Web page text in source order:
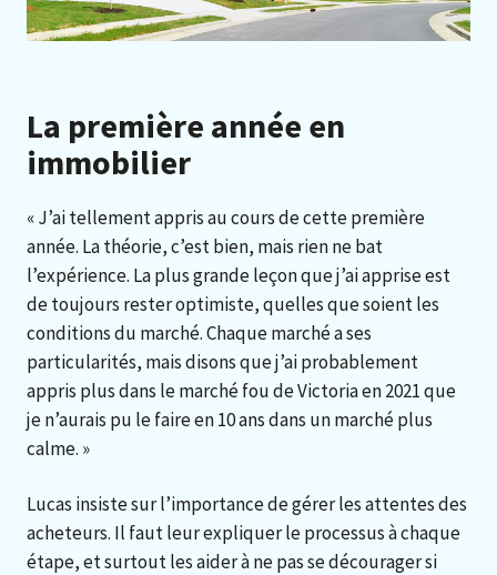
La première année en
immobilier
« J’ai tellement appris au cours de cette première
année. La théorie, c’est bien, mais rien ne bat
l’expérience. La plus grande leçon que j’ai apprise est
de toujours rester optimiste, quelles que soient les
conditions du marché. Chaque marché a ses
particularités, mais disons que j’ai probablement
appris plus dans le marché fou de Victoria en 2021 que
je n’aurais pu le faire en 10 ans dans un marché plus
calme. »
Lucas insiste sur l’importance de gérer les attentes des
acheteurs. Il faut leur expliquer le processus à chaque
étape, et surtout les aider à ne pas se décourager si